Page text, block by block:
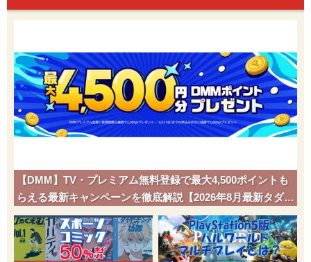
【DMM】TV・プレミアム無料登録で最大4,500ポイントも
らえる最新キャンペーンを徹底解説【2026年8月最新タダポ
チ】